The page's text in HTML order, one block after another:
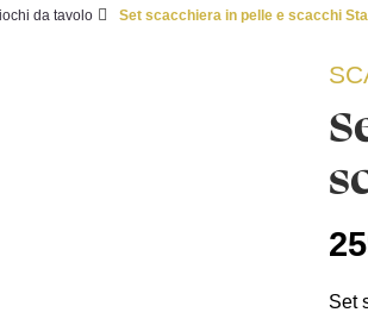
da tavolo Set scacchiera in pelle e scacchi
Set